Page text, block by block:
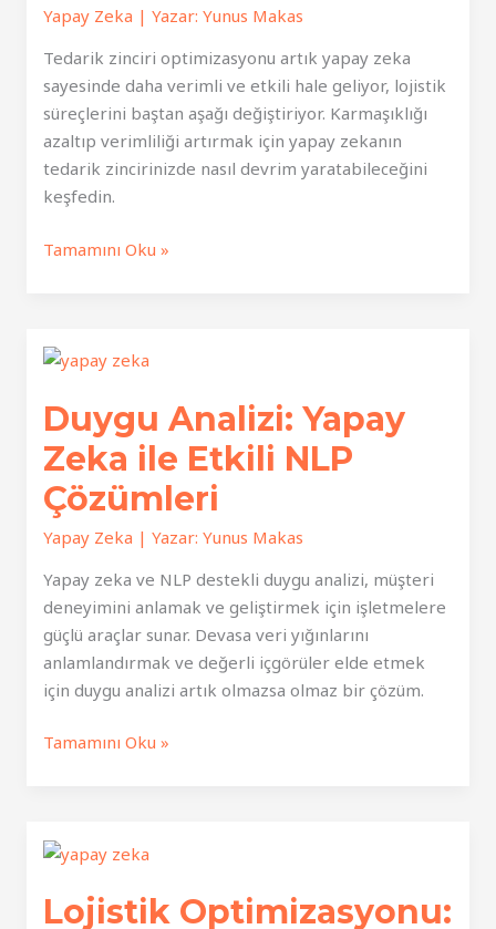
Yapay Zeka | Yazar: Yunus Makas
Tedarik zinciri optimizasyonu artık yapay zeka
sayesinde daha verimli ve etkili hale geliyor, lojistik
süreçlerini baştan aşağı değiştiriyor. Karmaşıklığı
azaltıp verimliliği artırmak için yapay zekanın
tedarik zincirinizde nasıl devrim yaratabileceğini
keşfedin.
Tedarik
Zeka’nın
Tamamını Oku »
Duygu Analizi: Yapay
Zeka ile Etkili NLP
Çözümleri
Yapay Zeka | Yazar: Yunus Makas
Yapay zeka ve NLP destekli duygu analizi, müşteri
deneyimini anlamak ve geliştirmek için işletmelere
güçlü araçlar sunar. Devasa veri yığınlarını
anlamlandırmak ve değerli içgörüler elde etmek
için duygu analizi artık olmazsa olmaz bir çözüm.
Duygu
ile
NLP
Tamamını Oku »
Lojistik Optimizasyonu: